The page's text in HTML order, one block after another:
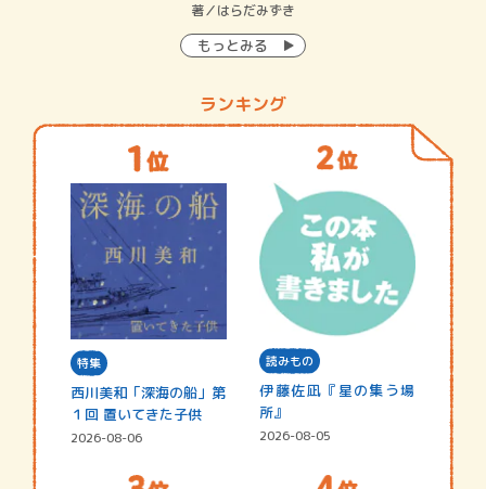
著／はらだみずき
もっとみる
ランキング
特集
西川美和「深海の船」第
１回 置いてきた子供
2026-08-06
読みもの
伊藤佐凪『星の集う場
所』
2026-08-05